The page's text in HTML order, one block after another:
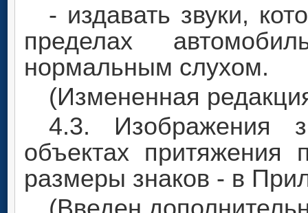
- издавать звуки,
пределах
нормальным слухом.
(Измененная
4.3. Изображения
объектах
размеры знаков - в